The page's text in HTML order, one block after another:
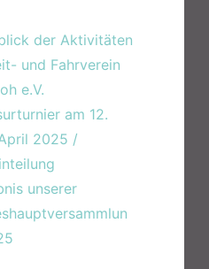
der Aktivitäten
und Fahrverein
e.V.
am 12.
2025 /
unserer